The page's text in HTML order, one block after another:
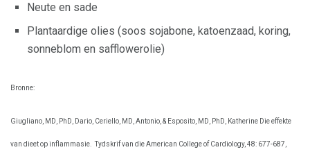
Neute en sade
Plantaardige olies (soos sojabone, katoenzaad, koring,
sonneblom en safflowerolie)
Bronne:
Giugliano, MD, PhD, Dario, Ceriello, MD, Antonio, & Esposito, MD, PhD, Katherine Die effekte
van dieet op inflammasie. Tydskrif van die American College of Cardiology, 48: 677-687,